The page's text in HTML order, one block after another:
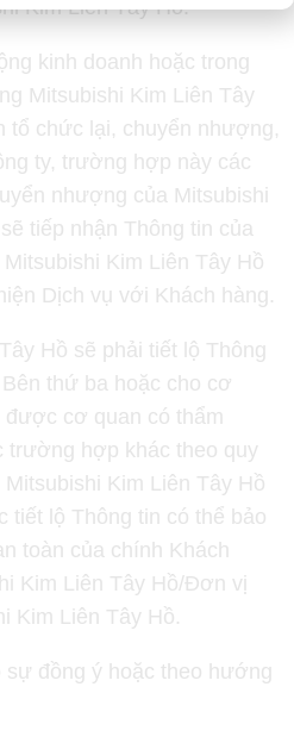
Kim Liên Tây Hồ.
kinh doanh hoặc trong
Mitsubishi Kim Liên Tây
tổ chức lại, chuyển nhượng,
ty, trường hợp này các
nhượng của Mitsubishi
tiếp nhận Thông tin của
Kim Liên Tây Hồ
Dịch vụ với Khách hàng.
Hồ sẽ phải tiết lộ Thông
thứ ba hoặc cho cơ
được cơ quan có thẩm
trường hợp khác theo quy
Kim Liên Tây Hồ
tiết lộ Thông tin có thể bảo
toàn của chính Khách
Kim Liên Tây Hồ/Đơn vị
Kim Liên Tây Hồ.
sự đồng ý hoặc theo hướng